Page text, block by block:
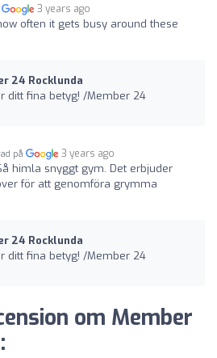
3 years ago
often it gets busy around these
24 Rocklunda
ditt fina betyg! /Member 24
på 3 years ago
himla snyggt gym. Det erbjuder
för att genomföra grymma
24 Rocklunda
ditt fina betyg! /Member 24
om Member